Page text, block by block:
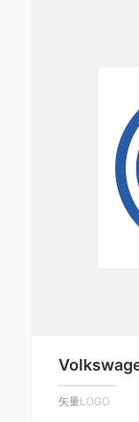
矢量LOGO